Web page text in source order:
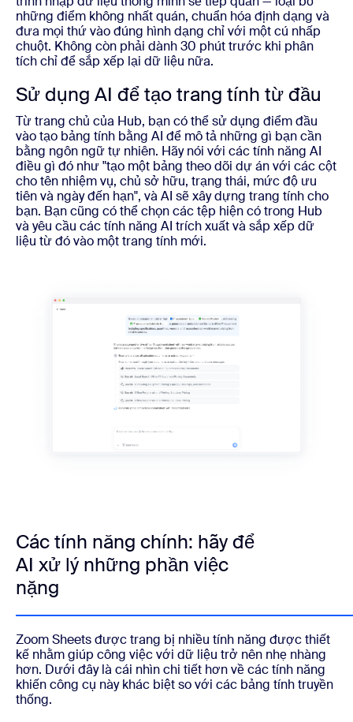
những điểm không nhất quán, chuẩn hóa định dạng và
đưa mọi thứ vào đúng hình dạng chỉ với một cú nhấp
chuột. Không còn phải dành 30 phút trước khi phân
tích chỉ để sắp xếp lại dữ liệu nữa.
Sử dụng AI để tạo trang tính từ đầu
Từ trang chủ của Hub, bạn có thể sử dụng điểm đầu
vào tạo bảng tính bằng AI để mô tả những gì bạn cần
bằng ngôn ngữ tự nhiên. Hãy nói với các tính năng AI
điều gì đó như "tạo một bảng theo dõi dự án với các cột
cho tên nhiệm vụ, chủ sở hữu, trạng thái, mức độ ưu
tiên và ngày đến hạn", và AI sẽ xây dựng trang tính cho
bạn. Bạn cũng có thể chọn các tệp hiện có trong Hub
và yêu cầu các tính năng AI trích xuất và sắp xếp dữ
liệu từ đó vào một trang tính mới.
Các tính năng chính: hãy để
AI xử lý những phần việc
nặng
Zoom Sheets được trang bị nhiều tính năng được thiết
kế nhằm giúp công việc với dữ liệu trở nên nhẹ nhàng
hơn. Dưới đây là cái nhìn chi tiết hơn về các tính năng
khiến công cụ này khác biệt so với các bảng tính truyền
thống.